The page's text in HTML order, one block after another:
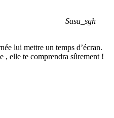
Sasa_sgh
lui mettre un temps d’écran.
, elle te comprendra sûrement !